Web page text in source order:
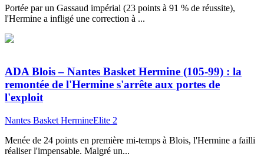
Portée par un Gassaud impérial (23 points à 91 % de réussite),
l'Hermine a infligé une correction à ...
ADA Blois – Nantes Basket Hermine (105-99) : la
remontée de l'Hermine s'arrête aux portes de
l'exploit
Nantes Basket HermineElite 2
Menée de 24 points en première mi-temps à Blois, l'Hermine a failli
réaliser l'impensable. Malgré un...